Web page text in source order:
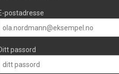
postadresse
passord